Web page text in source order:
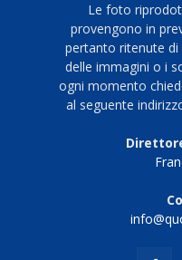
Le foto
provengono in
pertanto ritenute di
delle immagini o i
ogni momento
al seguente